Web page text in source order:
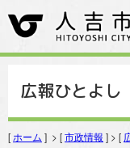
広報ひとよし
[ ホーム ] > [市政情報 ] > [